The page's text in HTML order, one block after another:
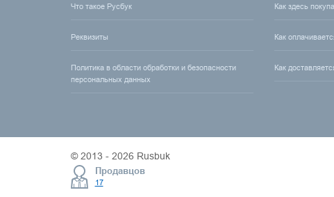
Что такое Русбук
Реквизиты
Политика в области обработки и безопасности
персональных данных
Как здесь
Как
Как
© 2013 - 2026 Rusbuk
Продавцов
17